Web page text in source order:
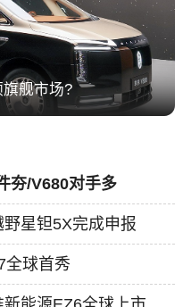
舰市场?
夯/V680对手多
星钽5X完成申报
全球首秀